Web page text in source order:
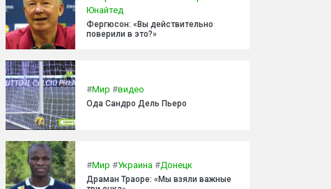
Юнайтед
Фергюсон: «Вы действительно
поверили в это?»
#Мир #видео
Ода Сандро Дель Пьеро
#Мир #Украина #Донецк
Драман Траоре: «Мы взяли важные